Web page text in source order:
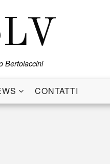
Bertolaccini
CONTATTI